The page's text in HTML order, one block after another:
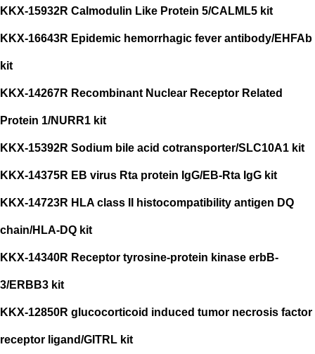
KKX-15932R Calmodulin Like Protein 5/CALML5 kit
KKX-16643R Epidemic hemorrhagic fever antibody/EHFAb
kit
KKX-14267R Recombinant Nuclear Receptor Related
Protein 1/NURR1 kit
KKX-15392R Sodium bile acid cotransporter/SLC10A1 kit
KKX-14375R EB virus Rta protein IgG/EB-Rta IgG kit
KKX-14723R HLA class II histocompatibility antigen DQ
chain/HLA-DQ kit
KKX-14340R Receptor tyrosine-protein kinase erbB-
3/ERBB3 kit
KKX-12850R glucocorticoid induced tumor necrosis factor
receptor ligand/GITRL kit